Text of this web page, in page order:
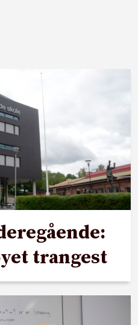
trangest